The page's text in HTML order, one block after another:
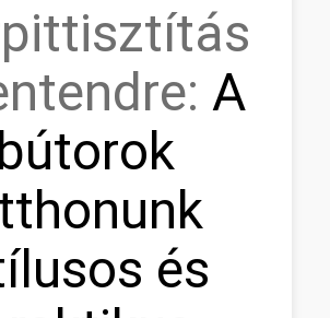
A
bútorok
és